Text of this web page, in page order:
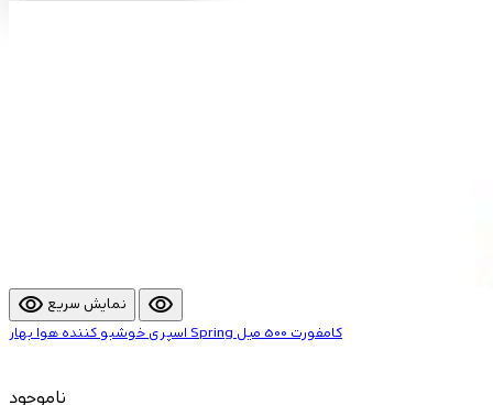
visibility نمایش سریع visibility
اسپری خوشبو کننده هوا بهار Spring کامفورت 500 میل
ناموجود